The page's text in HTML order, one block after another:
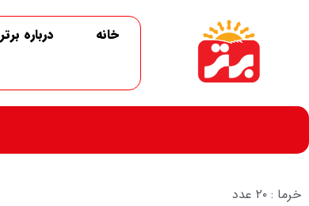
خانه درباره برتر
خرما : ۲۰ عدد